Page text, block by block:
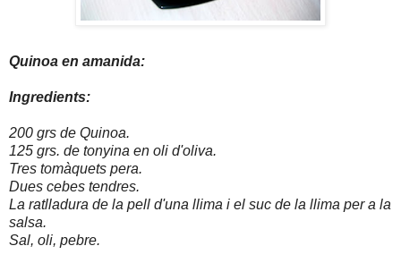
Quinoa en amanida:
Ingredients:
200 grs de Quinoa.
125 grs. de tonyina en oli d'oliva.
Tres tomàquets pera.
Dues cebes tendres.
La ratlladura de la pell d'una llima i el suc de la llima per a la
salsa.
Sal, oli, pebre.